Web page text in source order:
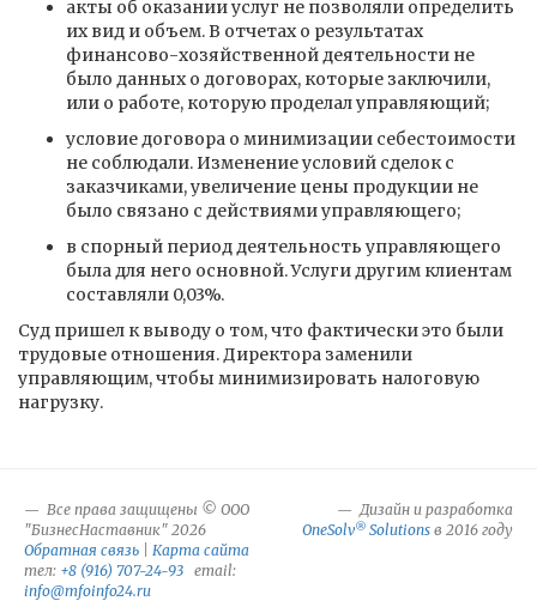
акты об оказании услуг не позволяли определить
их вид и объем. В отчетах о результатах
финансово-хозяйственной деятельности не
было данных о договорах, которые заключили,
или о работе, которую проделал управляющий;
условие договора о минимизации себестоимости
не соблюдали. Изменение условий сделок с
заказчиками, увеличение цены продукции не
было связано с действиями управляющего;
в спорный период деятельность управляющего
была для него основной. Услуги другим клиентам
составляли 0,03%.
Суд пришел к выводу о том, что фактически это были
трудовые отношения. Директора заменили
управляющим, чтобы минимизировать налоговую
нагрузку.
Все права защищены © ООО
"БизнесНаставник" 2026
Обратная связь
Карта сайта
тел: +8 (916) 707-24-93 email:
info@mfoinfo24.ru
Дизайн и разработка
OneSolv® Solutions в 2016 году